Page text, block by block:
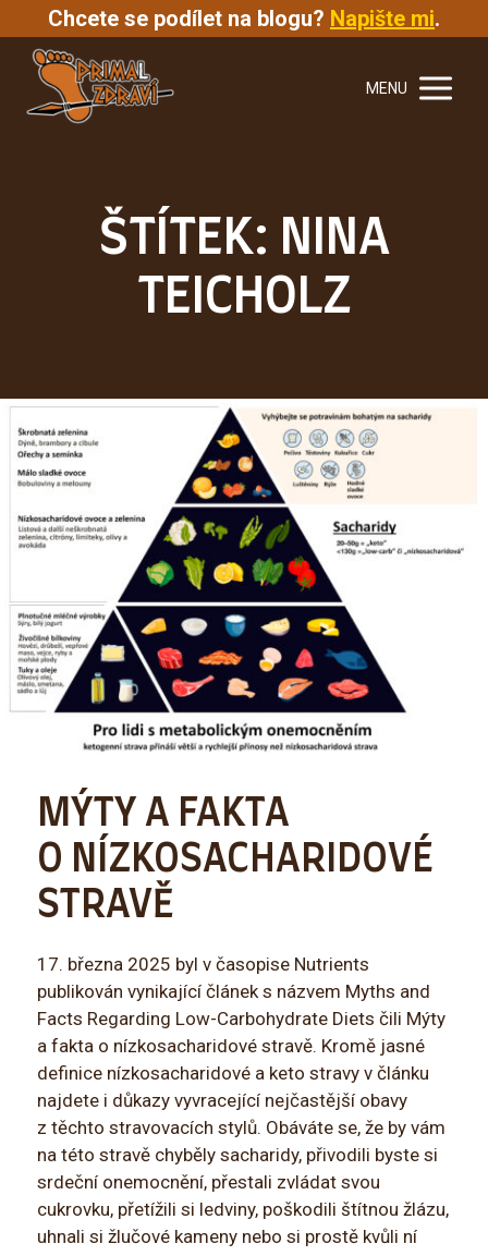
Chcete se podílet na blogu? Napište mi.
MENU
ŠTÍTEK: NINA
TEICHOLZ
MÝTY A FAKTA
O NÍZKOSACHARIDOVÉ
STRAVĚ
17. března 2025 byl v časopise Nutrients
publikován vynikající článek s názvem Myths and
Facts Regarding Low-Carbohydrate Diets čili Mýty
a fakta o nízkosacharidové stravě. Kromě jasné
definice nízkosacharidové a keto stravy v článku
najdete i důkazy vyvracející nejčastější obavy
z těchto stravovacích stylů. Obáváte se, že by vám
na této stravě chyběly sacharidy, přivodili byste si
srdeční onemocnění, přestali zvládat svou
cukrovku, přetížili si ledviny, poškodili štítnou žlázu,
uhnali si žlučové kameny nebo si prostě kvůli ní